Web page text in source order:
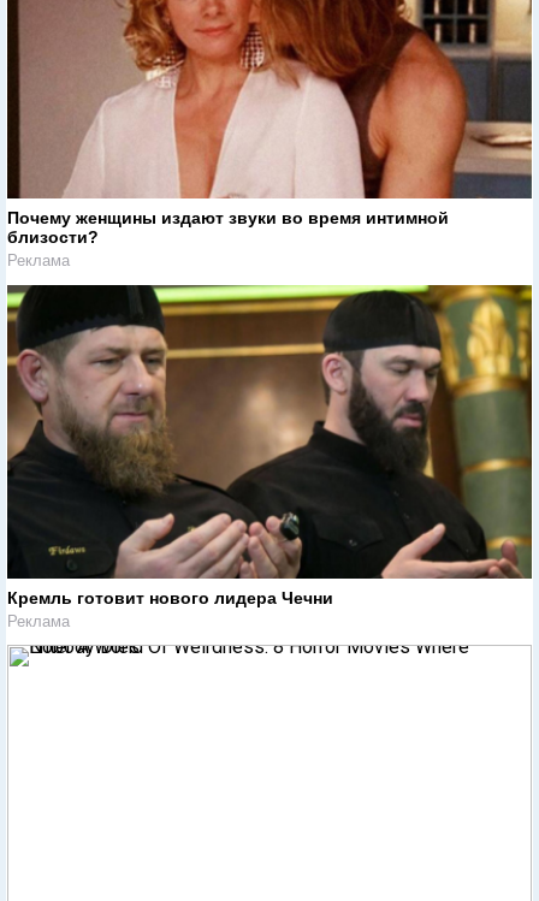
Почему женщины издают звуки во время интимной
близости?
Реклама
Кремль готовит нового лидера Чечни
Реклама